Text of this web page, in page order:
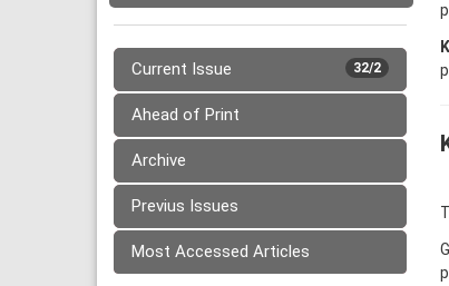
32/2
Current Issue
Ahead of Print
Archive
Previus Issues
Most Accessed Articles